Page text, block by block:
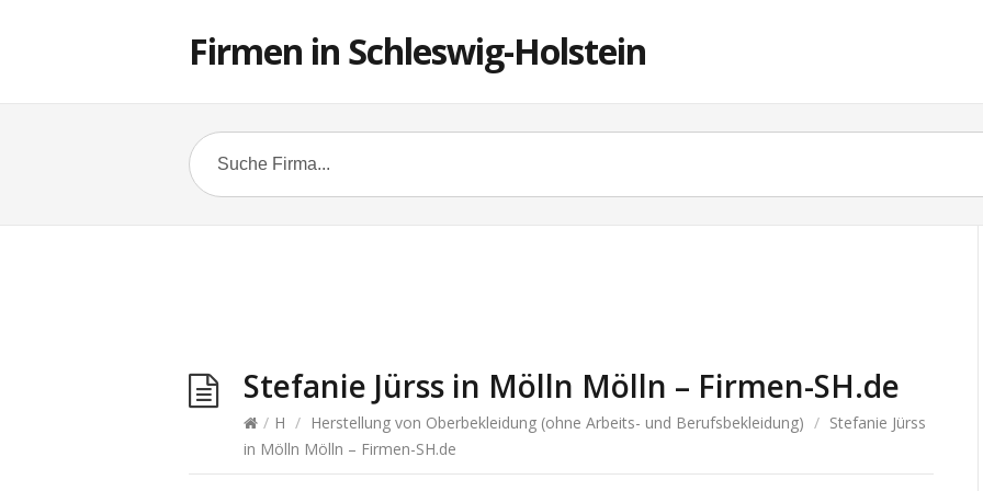
Firmen in Schleswig-Holstein
Stefanie Jürss in Mölln Mölln – Firmen-SH.de
/ H / Herstellung von Oberbekleidung (ohne Arbeits- und Berufsbekleidung) / Stefanie Jürss
in Mölln Mölln – Firmen-SH.de